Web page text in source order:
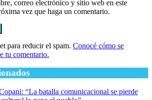
correo electrónico y sitio web en este
vez que haga un comentario.
para reducir el spam. Conocé cómo se
tu comentario.